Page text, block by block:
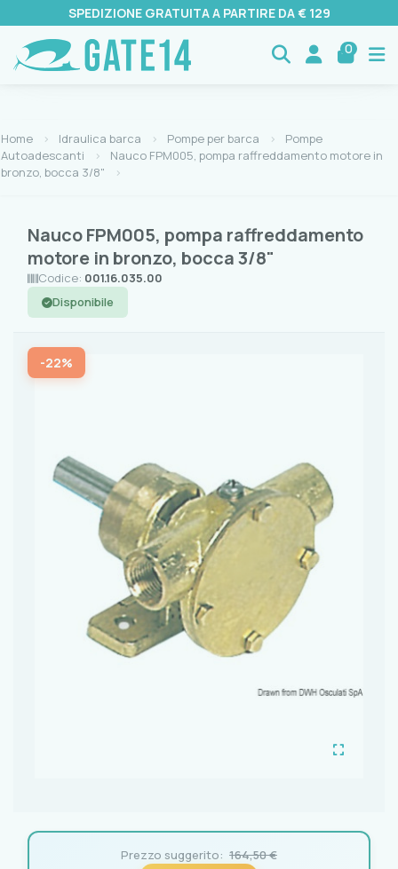
SPEDIZIONE GRATUITA A PARTIRE DA € 129
0
Home Idraulica barca Pompe per barca
Pompe
Autoadescanti
Nauco FPM005, pompa raffreddamento motore in
bronzo, bocca 3/8"
Nauco FPM005, pompa raffreddamento
motore in bronzo, bocca 3/8"
Codice: 001.16.035.00
Disponibile
-22%
Prezzo suggerito: 164,50 €